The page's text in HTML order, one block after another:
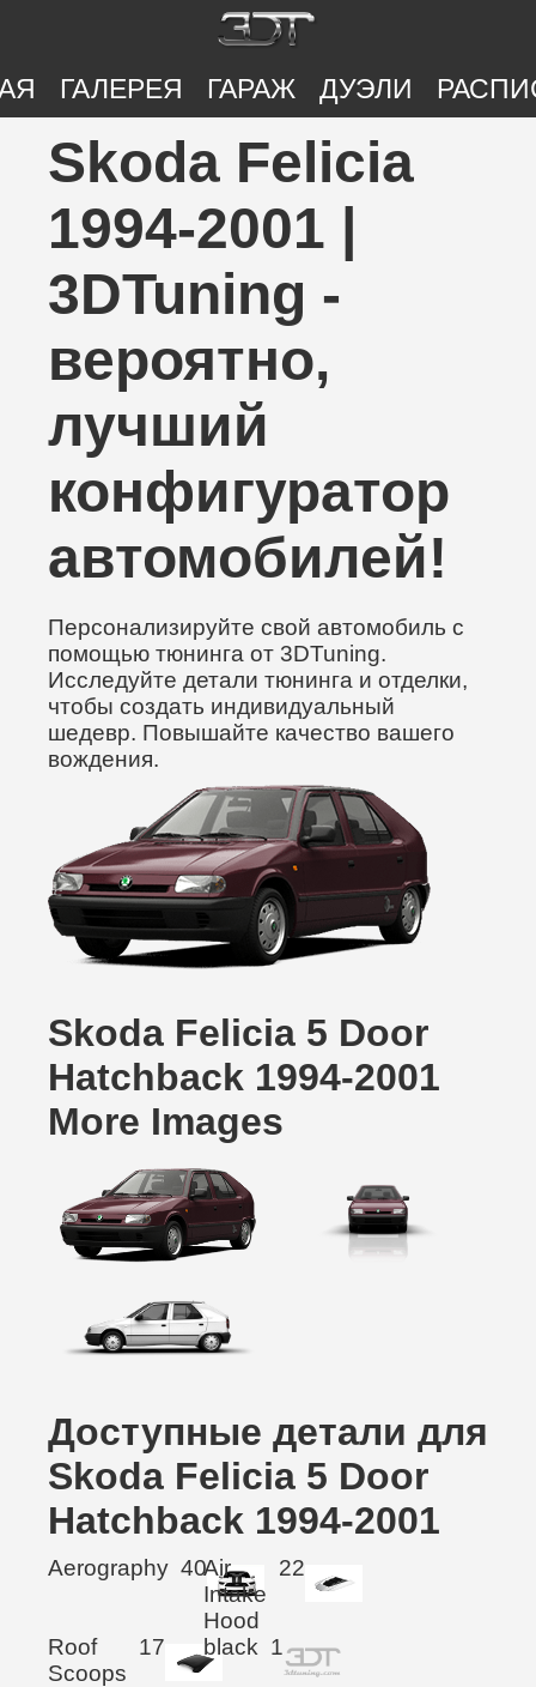
ГАЛЕРЕЯ ГАРАЖ ДУЭЛИ
Skoda Felicia
1994-2001 |
3DTuning -
вероятно,
лучший
конфигуратор
автомобилей!
Персонализируйте свой автомобиль с
помощью тюнинга от 3DTuning.
Исследуйте детали тюнинга и отделки,
чтобы создать индивидуальный
шедевр. Повышайте качество вашего
вождения.
Skoda Felicia 5 Door
Hatchback 1994-2001
More Images
Доступные детали для
Skoda Felicia 5 Door
Hatchback 1994-2001
Aerography 40Air
Intake
Hood
22
Roof
Scoops
17 black 1